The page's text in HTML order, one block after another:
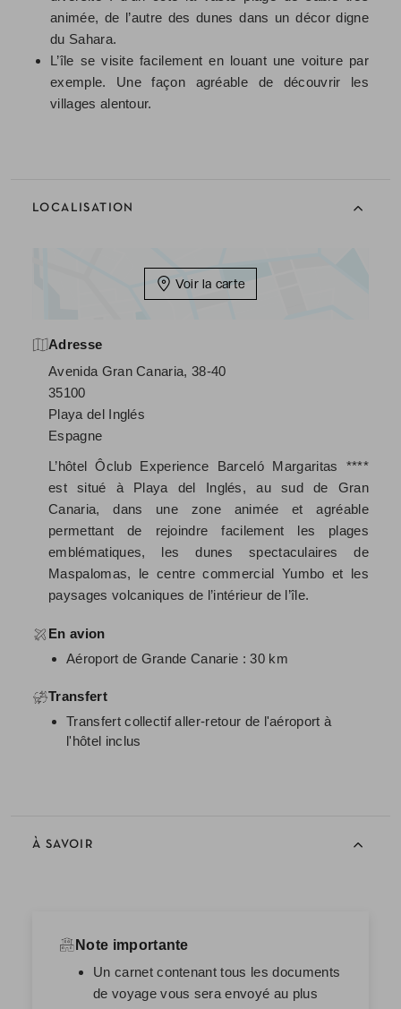
animée, de l’autre des dunes dans un décor digne
du Sahara.
L’île se visite facilement en louant une voiture par
exemple. Une façon agréable de découvrir les
villages alentour.
LOCALISATION
Voir la carte
Adresse
Avenida Gran Canaria, 38-40
35100
Playa del Inglés
Espagne
L’hôtel Ôclub Experience Barceló Margaritas ****
est situé à Playa del Inglés, au sud de Gran
Canaria, dans une zone animée et agréable
permettant de rejoindre facilement les plages
emblématiques, les dunes spectaculaires de
Maspalomas, le centre commercial Yumbo et les
paysages volcaniques de l’intérieur de l’île.
En avion
Aéroport de Grande Canarie : 30 km
Transfert
Transfert collectif aller-retour de l'aéroport à
l'hôtel inclus
À SAVOIR
Note importante
Un carnet contenant tous les documents
de voyage vous sera envoyé au plus